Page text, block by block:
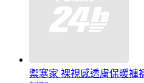
禦寒家 裸視感透膚保暖褲